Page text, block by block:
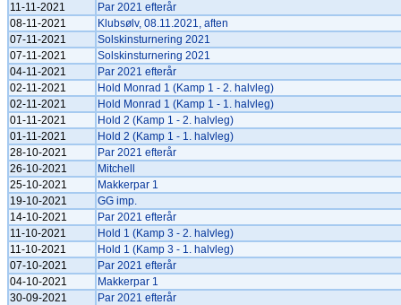
11-11-2021
Par 2021 efterår
08-11-2021
Klubsølv, 08.11.2021, aften
07-11-2021
Solskinsturnering 2021
07-11-2021
Solskinsturnering 2021
04-11-2021
Par 2021 efterår
02-11-2021
Hold Monrad 1 (Kamp 1 - 2. halvleg)
02-11-2021
Hold Monrad 1 (Kamp 1 - 1. halvleg)
01-11-2021
Hold 2 (Kamp 1 - 2. halvleg)
01-11-2021
Hold 2 (Kamp 1 - 1. halvleg)
28-10-2021
Par 2021 efterår
26-10-2021
Mitchell
25-10-2021
Makkerpar 1
19-10-2021
GG imp.
14-10-2021
Par 2021 efterår
11-10-2021
Hold 1 (Kamp 3 - 2. halvleg)
11-10-2021
Hold 1 (Kamp 3 - 1. halvleg)
07-10-2021
Par 2021 efterår
04-10-2021
Makkerpar 1
30-09-2021
Par 2021 efterår